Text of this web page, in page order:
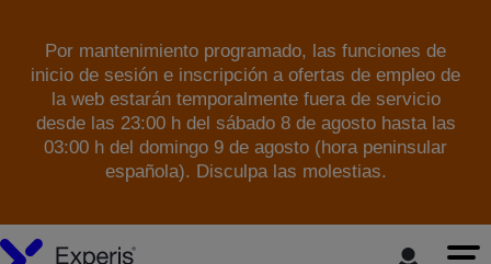
Por mantenimiento programado, las funciones de
inicio de sesión e inscripción a ofertas de empleo de
la web estarán temporalmente fuera de servicio
desde las 23:00 h del sábado 8 de agosto hasta las
03:00 h del domingo 9 de agosto (hora peninsular
española). Disculpa las molestias.